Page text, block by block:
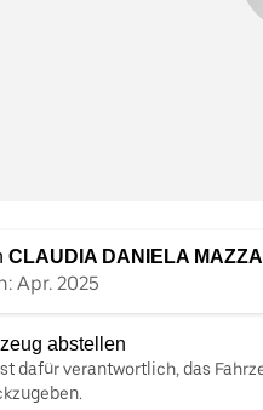
CLAUDIA DANIELA MAZZA
Apr. 2025
abstellen
dafür verantwortlich, das